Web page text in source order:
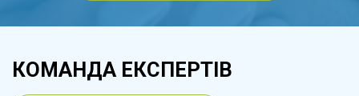
КОМАНДА ЕКСПЕРТІВ